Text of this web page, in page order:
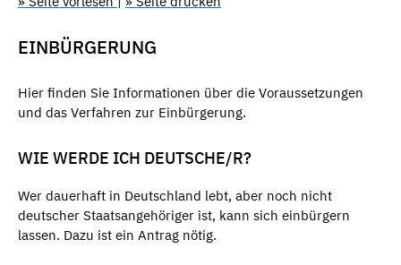
EINBÜRGERUNG
Hier finden Sie Informationen über die Voraussetzungen
und das Verfahren zur Einbürgerung.
WIE WERDE ICH DEUTSCHE/R?
Wer dauerhaft in Deutschland lebt, aber noch nicht
deutscher Staatsangehöriger ist, kann sich einbürgern
lassen. Dazu ist ein Antrag nötig.